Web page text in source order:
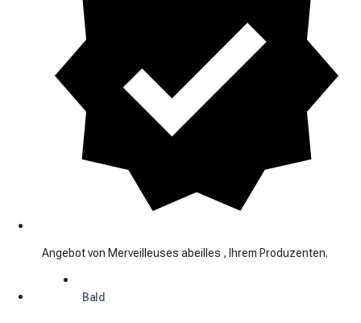
Angebot von Merveilleuses abeilles , Ihrem Produzenten.
Bald